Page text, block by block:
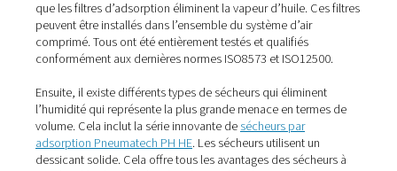
Cela signifie qu’untraitement d’airefficace est
maintenir la pureté de l’azote. En fait, plusieurs
comme une menace potentielle pour la sécurité de l’air
alimentaire. Il s’agit notamment de l’Organisation
de normalisation (ISO), du Safe Quality Food Institute
British Retail Consortium.